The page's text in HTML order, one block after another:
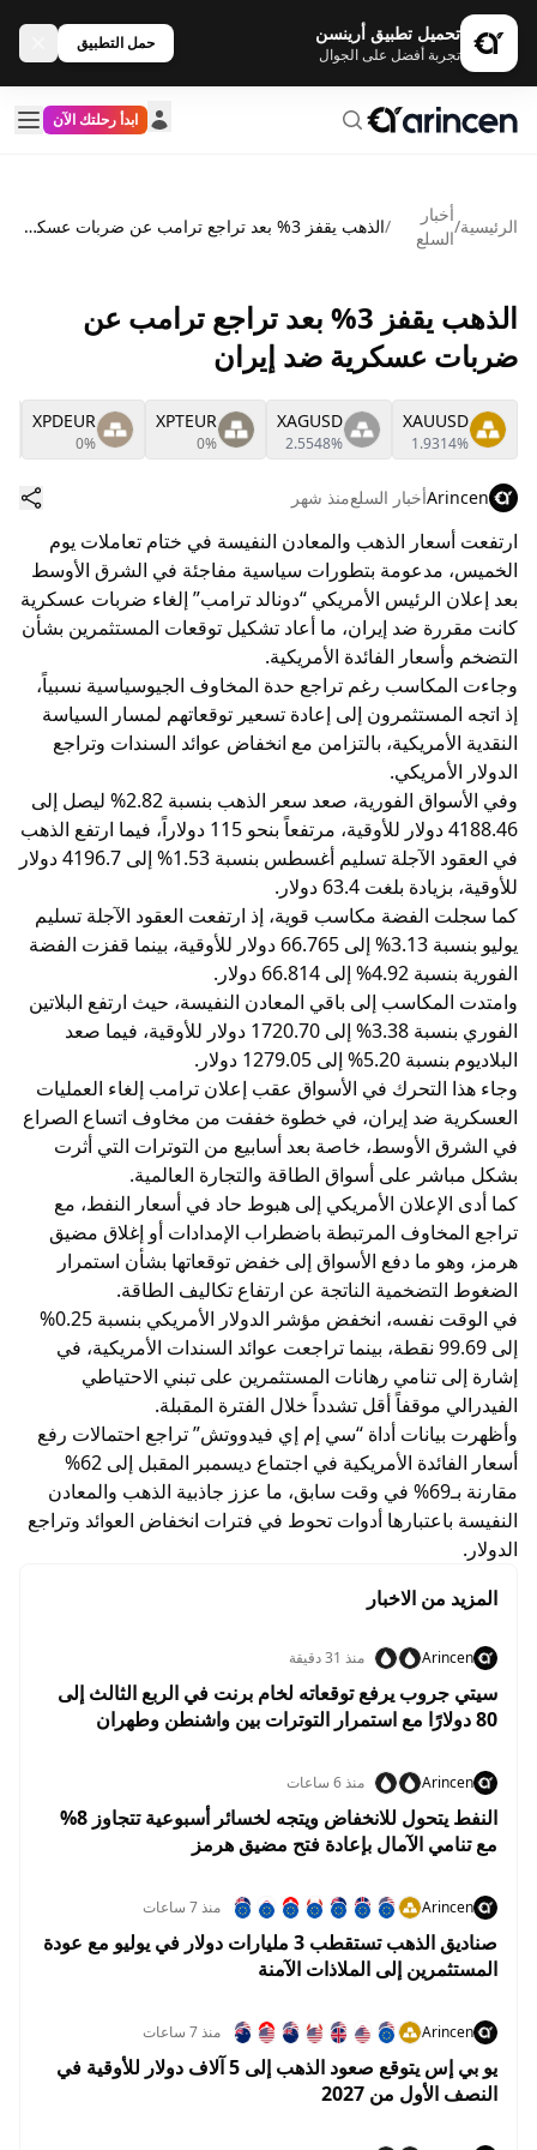
تحميل تطبيق أرينسن
تجربة أفضل على الجوال
حمل التطبيق
ابدأ رحلتك الآن
الرئيسية/
أخبار
السلع
/ الذهب يقفز 3% بعد تراجع ترامب عن ضربات عسكرية ضد إيران
الذهب يقفز 3% بعد تراجع ترامب عن
ضربات عسكرية ضد إيران
XAUUSD
1.9314%
XAGUSD
2.5548%
XPTEUR
0%
XPDEUR
0%
Arincenأخبار السلعمنذ شهر
ارتفعت أسعار الذهب والمعادن النفيسة في ختام تعاملات يوم
الخميس، مدعومة بتطورات سياسية مفاجئة في الشرق الأوسط
بعد إعلان الرئيس الأمريكي “دونالد ترامب” إلغاء ضربات عسكرية
كانت مقررة ضد إيران، ما أعاد تشكيل توقعات المستثمرين بشأن
التضخم وأسعار الفائدة الأمريكية.
وجاءت المكاسب رغم تراجع حدة المخاوف الجيوسياسية نسبياً،
إذ اتجه المستثمرون إلى إعادة تسعير توقعاتهم لمسار السياسة
النقدية الأمريكية، بالتزامن مع انخفاض عوائد السندات وتراجع
الدولار الأمريكي.
وفي الأسواق الفورية، صعد سعر الذهب بنسبة 2.82% ليصل إلى
4188.46 دولار للأوقية، مرتفعاً بنحو 115 دولاراً، فيما ارتفع الذهب
في العقود الآجلة تسليم أغسطس بنسبة 1.53% إلى 4196.7 دولار
للأوقية، بزيادة بلغت 63.4 دولار.
كما سجلت الفضة مكاسب قوية، إذ ارتفعت العقود الآجلة تسليم
يوليو بنسبة 3.13% إلى 66.765 دولار للأوقية، بينما قفزت الفضة
الفورية بنسبة 4.92% إلى 66.814 دولار.
وامتدت المكاسب إلى باقي المعادن النفيسة، حيث ارتفع البلاتين
الفوري بنسبة 3.38% إلى 1720.70 دولار للأوقية، فيما صعد
البلاديوم بنسبة 5.20% إلى 1279.05 دولار.
وجاء هذا التحرك في الأسواق عقب إعلان ترامب إلغاء العمليات
العسكرية ضد إيران، في خطوة خففت من مخاوف اتساع الصراع
في الشرق الأوسط، خاصة بعد أسابيع من التوترات التي أثرت
بشكل مباشر على أسواق الطاقة والتجارة العالمية.
كما أدى الإعلان الأمريكي إلى هبوط حاد في أسعار النفط، مع
تراجع المخاوف المرتبطة باضطراب الإمدادات أو إغلاق مضيق
هرمز، وهو ما دفع الأسواق إلى خفض توقعاتها بشأن استمرار
الضغوط التضخمية الناتجة عن ارتفاع تكاليف الطاقة.
في الوقت نفسه، انخفض مؤشر الدولار الأمريكي بنسبة 0.25%
إلى 99.69 نقطة، بينما تراجعت عوائد السندات الأمريكية، في
إشارة إلى تنامي رهانات المستثمرين على تبني الاحتياطي
الفيدرالي موقفاً أقل تشدداً خلال الفترة المقبلة.
وأظهرت بيانات أداة “سي إم إي فيدووتش” تراجع احتمالات رفع
أسعار الفائدة الأمريكية في اجتماع ديسمبر المقبل إلى 62%
مقارنة بـ69% في وقت سابق، ما عزز جاذبية الذهب والمعادن
النفيسة باعتبارها أدوات تحوط في فترات انخفاض العوائد وتراجع
الدولار.
المزيد من الاخبار
Arincen منذ 31 دقيقة
سيتي جروب يرفع توقعاته لخام برنت في الربع الثالث إلى
80 دولارًا مع استمرار التوترات بين واشنطن وطهران
Arincen منذ 6 ساعات
النفط يتحول للانخفاض ويتجه لخسائر أسبوعية تتجاوز 8%
مع تنامي الآمال بإعادة فتح مضيق هرمز
Arincen منذ 7 ساعات
صناديق الذهب تستقطب 3 مليارات دولار في يوليو مع عودة
المستثمرين إلى الملاذات الآمنة
Arincen منذ 7 ساعات
يو بي إس يتوقع صعود الذهب إلى 5 آلاف دولار للأوقية في
النصف الأول من 2027